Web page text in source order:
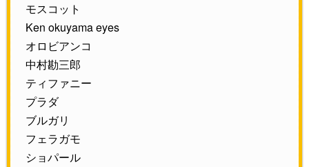
モスコット
Ken okuyama eyes
オロビアンコ
中村勘三郎
ティファニー
プラダ
ブルガリ
フェラガモ
ショパール